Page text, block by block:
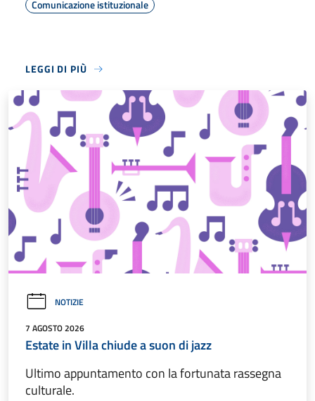
Comunicazione istituzionale
LEGGI DI PIÙ
NOTIZIE
7 AGOSTO 2026
Estate in Villa chiude a suon di jazz
Ultimo appuntamento con la fortunata rassegna
culturale.